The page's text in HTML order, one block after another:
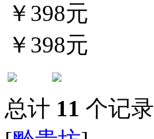
￥398元
￥398元
总计 11 个记录